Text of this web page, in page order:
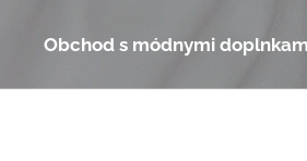
Obchod s módnymi